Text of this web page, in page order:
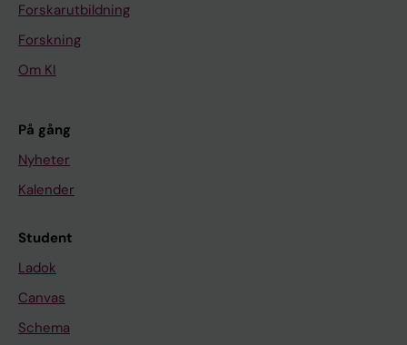
Forskarutbildning
Forskning
Om KI
På gång
Nyheter
Kalender
Student
Ladok
Canvas
Schema